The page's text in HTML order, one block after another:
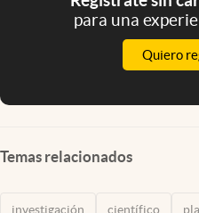
para una
Quiero
Temas relacionados
investigación científico